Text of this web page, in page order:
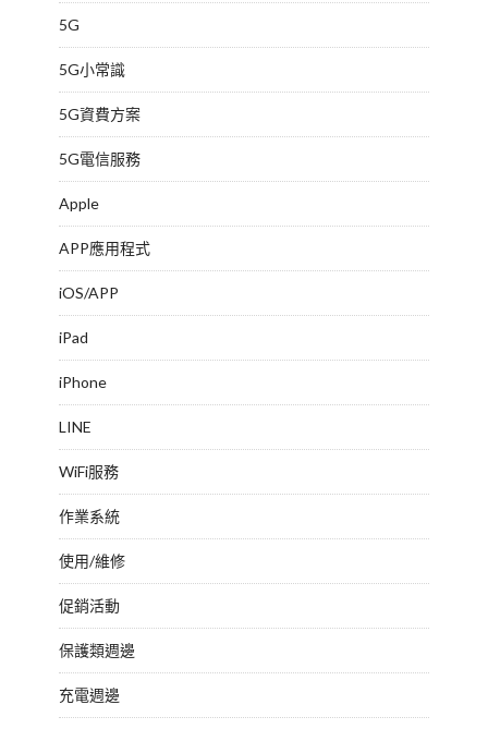
5G
5G小常識
5G資費方案
5G電信服務
Apple
APP應用程式
iOS/APP
iPad
iPhone
LINE
WiFi服務
作業系統
使用/維修
促銷活動
保護類週邊
充電週邊